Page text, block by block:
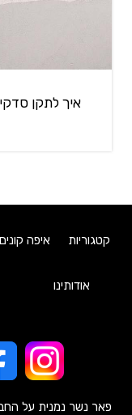
איך לתקן
קטגוריות איפה
אודותינו
פאר נשר נמנית על